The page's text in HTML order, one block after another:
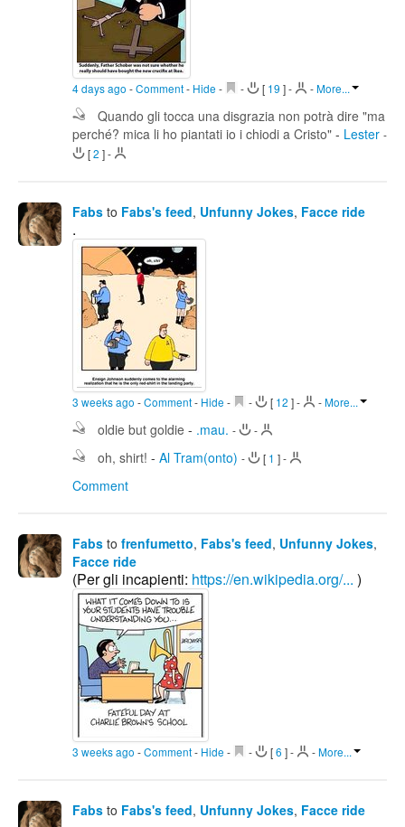
4 days ago -Comment- Hide - - [ 19 ]- -More...
Quando gli tocca una disgrazia non potrà dire "ma
perché? mica li ho piantati io i chiodi a Cristo" - Lester -
[2 ]-
Fabs to Fabs's feed, Unfunny Jokes, Facce ride
.
3 weeks ago -Comment- Hide - - [ 12 ]- -More...
oldie but goldie - .mau. - -
oh, shirt! - Al Tram(onto) - [ 1 ]-
Comment
Fabs to frenfumetto, Fabs's feed, Unfunny Jokes,
Facce ride
(Per gli incapienti: https://en.wikipedia.org/... )
3 weeks ago -Comment- Hide - - [6 ]- -More...
Fabs to Fabs's feed, Unfunny Jokes, Facce ride